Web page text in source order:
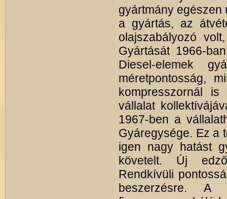
gyártmány egészen
a gyártás, az
olajszabályozó
Gyártását 1966-
Diesel-elemek
méretpontosság,
kompresszornál is
vállalat
1967-ben a
Gyáregysége. Ez a
igen nagy hatást
követelt. Új
Rendkívüli
beszerzésre. A